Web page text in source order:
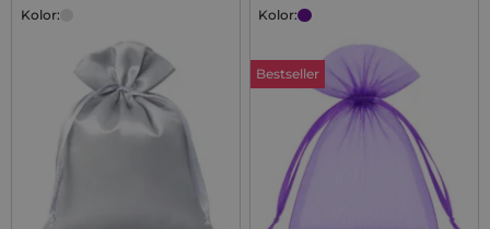
Kolor:
Kolor:
Bestseller